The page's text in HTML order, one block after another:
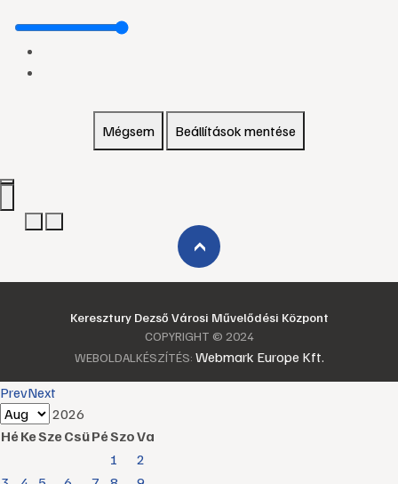
Mégsem Beállítások mentése
›
Keresztury Dezső Városi Művelődési Központ
COPYRIGHT © 2024
WEBOLDALKÉSZÍTÉS: Webmark Europe Kft.
PrevNext
2026
HéKeSzeCsüPéSzoVa
1
2